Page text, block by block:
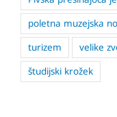
poletna muzejska
turizem
velike
študijski krožek